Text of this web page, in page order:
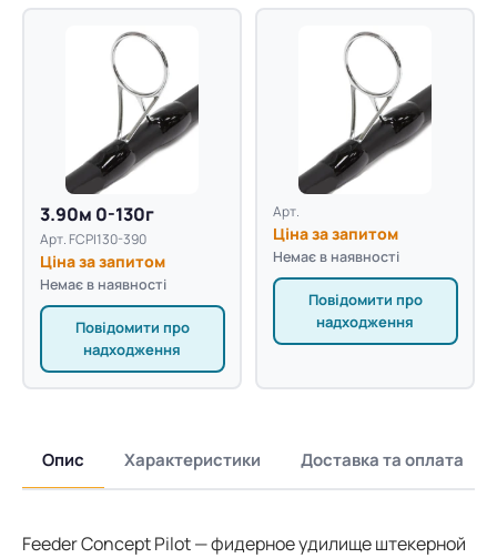
3.90м 0-130г
Арт. FCPI130-390
Ціна за запитом
Немає в наявності
Повідомити про
надходження
Арт.
Ціна за запитом
Немає в наявності
Повідомити про
надходження
Опис Характеристики Доставка та оплата
Feeder Concept Pilot — фидерное удилище штекерной